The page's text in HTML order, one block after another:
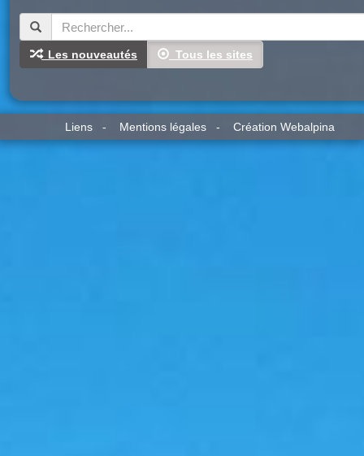
Les nouveautés Tous les sites
Liens - Mentions légales - Création Webalpina